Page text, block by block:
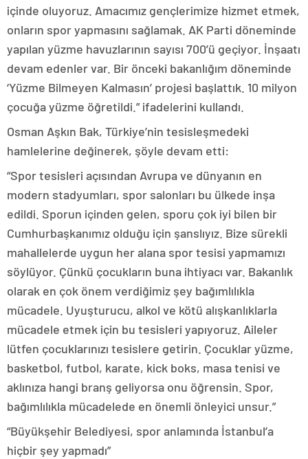
içinde oluyoruz. Amacımız gençlerimize hizmet etmek,
onların spor yapmasını sağlamak. AK Parti döneminde
yapılan yüzme havuzlarının sayısı 700’ü geçiyor. İnşaatı
devam edenler var. Bir önceki bakanlığım döneminde
‘Yüzme Bilmeyen Kalmasın’ projesi başlattık. 10 milyon
çocuğa yüzme öğretildi.” ifadelerini kullandı.
Osman Aşkın Bak, Türkiye’nin tesisleşmedeki
hamlelerine değinerek, şöyle devam etti:
“Spor tesisleri açısından Avrupa ve dünyanın en
modern stadyumları, spor salonları bu ülkede inşa
edildi. Sporun içinden gelen, sporu çok iyi bilen bir
Cumhurbaşkanımız olduğu için şanslıyız. Bize sürekli
mahallelerde uygun her alana spor tesisi yapmamızı
söylüyor. Çünkü çocukların buna ihtiyacı var. Bakanlık
olarak en çok önem verdiğimiz şey bağımlılıkla
mücadele. Uyuşturucu, alkol ve kötü alışkanlıklarla
mücadele etmek için bu tesisleri yapıyoruz. Aileler
lütfen çocuklarınızı tesislere getirin. Çocuklar yüzme,
basketbol, futbol, karate, kick boks, masa tenisi ve
aklınıza hangi branş geliyorsa onu öğrensin. Spor,
bağımlılıkla mücadelede en önemli önleyici unsur.”
“Büyükşehir Belediyesi, spor anlamında İstanbul’a
hiçbir şey yapmadı”